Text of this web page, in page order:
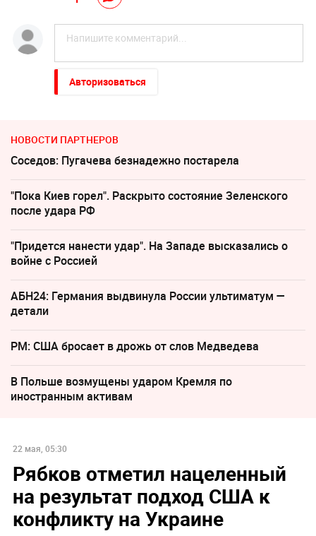
Авторизоваться
НОВОСТИ ПАРТНЕРОВ
Соседов: Пугачева безнадежно постарела
"Пока Киев горел". Раскрыто состояние Зеленского
после удара РФ
"Придется нанести удар". На Западе высказались о
войне с Россией
АБН24: Германия выдвинула России ультиматум —
детали
PM: США бросает в дрожь от слов Медведева
В Польше возмущены ударом Кремля по
иностранным активам
22 мая, 05:30
Рябков отметил нацеленный
на результат подход США к
конфликту на Украине